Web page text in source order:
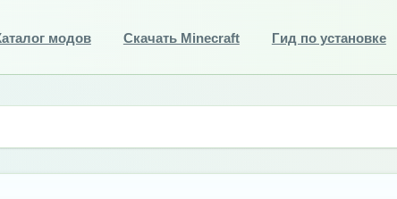
модов Скачать Minecraft Гид по установке